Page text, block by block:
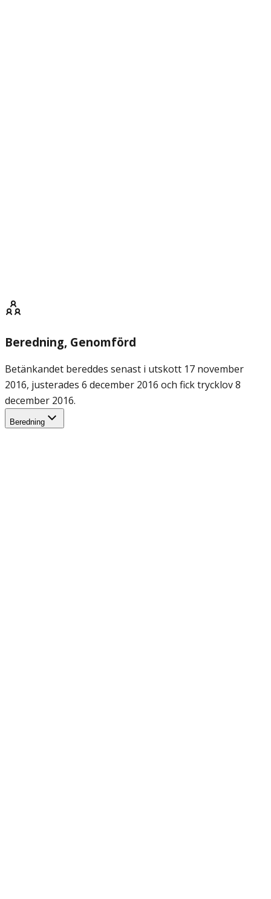
Beredning, Genomförd
Betänkandet bereddes senast i utskott 17 november
2016, justerades 6 december 2016 och fick trycklov 8
december 2016.
Beredning